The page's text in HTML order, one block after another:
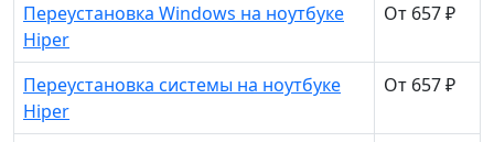
Переустановка Windows на ноутбуке
Hiper
От 657 ₽
Переустановка системы на ноутбуке
Hiper
От 657 ₽